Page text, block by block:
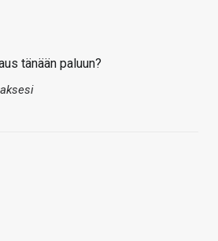
tänään paluun?